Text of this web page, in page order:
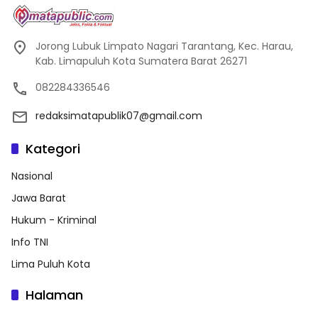
Jorong Lubuk Limpato Nagari Tarantang, Kec. Harau,
Kab. Limapuluh Kota Sumatera Barat 26271
082284336546
redaksimatapublik07@gmail.com
Kategori
Nasional
Jawa Barat
Hukum - Kriminal
Info TNI
Lima Puluh Kota
Halaman